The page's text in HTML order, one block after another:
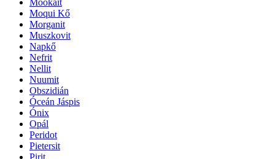
Mookait
Moqui Kő
Morganit
Muszkovit
Napkő
Nefrit
Nellit
Nuumit
Obszidián
Óceán Jáspis
Ónix
Opál
Peridot
Pietersit
Pirit